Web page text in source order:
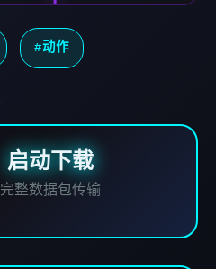
#动作
启动下载
完整数据包传输